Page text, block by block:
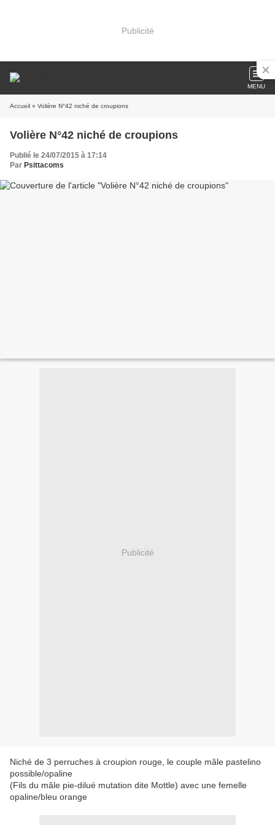
Publicité
MENU
Accueil » Volière N°42 niché de croupions
Volière N°42 niché de croupions
Publié le 24/07/2015 à 17:14
Par Psittacoms
Publicité
Niché de 3 perruches à croupion rouge, le couple mâle pastelino
possible/opaline
(Fils du mâle pie-dilué mutation dite Mottle) avec une femelle
opaline/bleu orange